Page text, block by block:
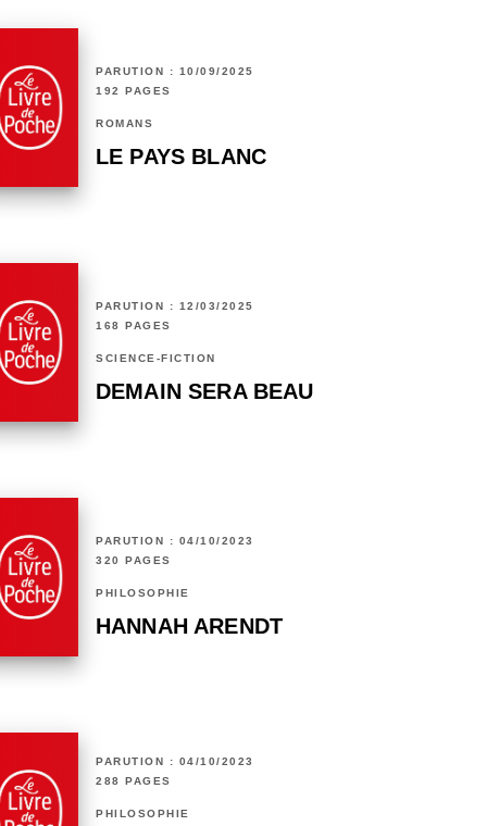
PARUTION : 10/09/2025
192 PAGES
ROMANS
LE PAYS BLANC
PARUTION : 12/03/2025
168 PAGES
SCIENCE-FICTION
DEMAIN SERA BEAU
PARUTION : 04/10/2023
320 PAGES
PHILOSOPHIE
HANNAH ARENDT
PARUTION : 04/10/2023
288 PAGES
PHILOSOPHIE